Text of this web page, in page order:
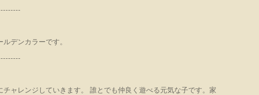
デンカラーです。
ャレンジしていきます。 誰とでも仲良く遊べる元気な子です。家